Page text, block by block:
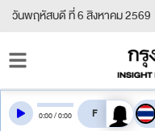
วันพฤหัสบดี ที่ 6 สิงหาคม 2569
0:00/0:00 สลับเสียงอ่าน